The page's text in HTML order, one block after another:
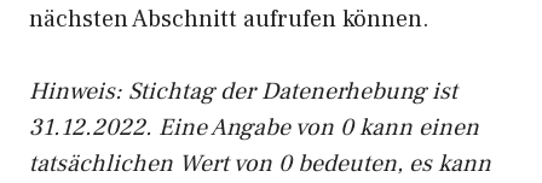
nächsten Abschnitt aufrufen können.
Hinweis: Stichtag der Datenerhebung ist
31.12.2022. Eine Angabe von 0 kann einen
tatsächlichen Wert von 0 bedeuten, es kann